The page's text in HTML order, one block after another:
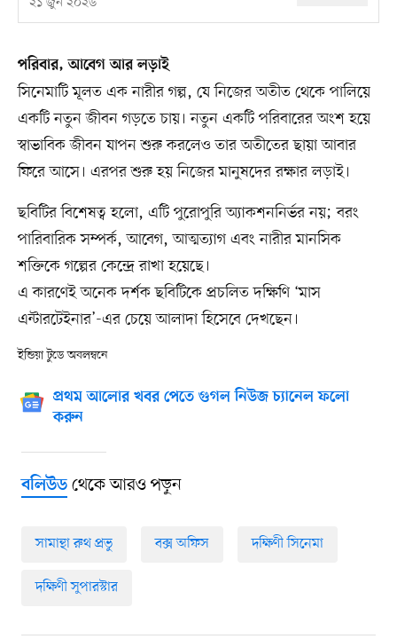
পরিবার, আবেগ আর লড়াই
সিনেমাটি মূলত এক নারীর গল্প, যে নিজের অতীত থেকে পালিয়ে
একটি নতুন জীবন গড়তে চায়। নতুন একটি পরিবারের অংশ হয়ে
স্বাভাবিক জীবন যাপন শুরু করলেও তার অতীতের ছায়া আবার
ফিরে আসে। এরপর শুরু হয় নিজের মানুষদের রক্ষার লড়াই।
ছবিটির বিশেষত্ব হলো, এটি পুরোপুরি অ্যাকশননির্ভর নয়; বরং
পারিবারিক সম্পর্ক, আবেগ, আত্মত্যাগ এবং নারীর মানসিক
শক্তিকে গল্পের কেন্দ্রে রাখা হয়েছে।
এ কারণেই অনেক দর্শক ছবিটিকে প্রচলিত দক্ষিণি ‘মাস
এন্টারটেইনার’-এর চেয়ে আলাদা হিসেবে দেখছেন।
ইন্ডিয়া টুডে অবলম্বনে
প্রথম আলোর খবর পেতে গুগল নিউজ চ্যানেল ফলো
করুন
বলিউডথেকে আরও পড়ুন
সামান্থা রুথ প্রভু বক্স অফিস দক্ষিণী সিনেমা
দক্ষিণী সুপারস্টার